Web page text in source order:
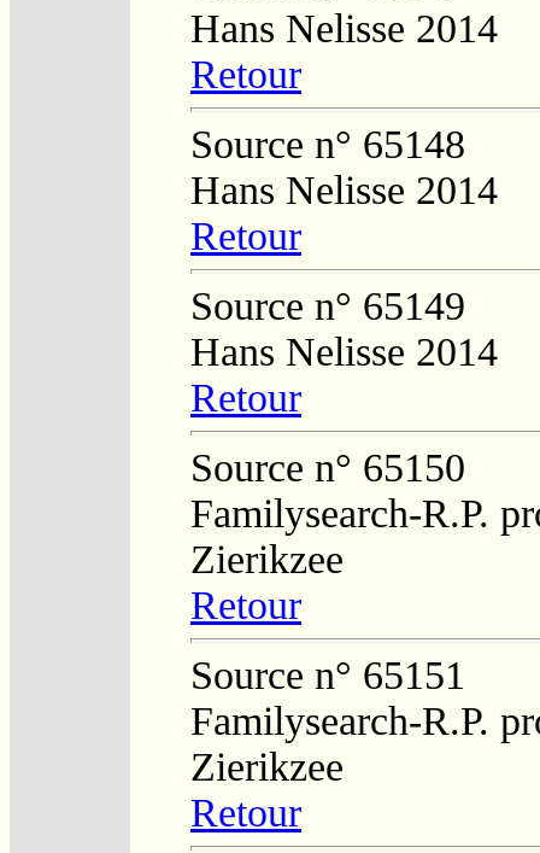
Hans Nelisse 2014
Retour
Source n° 65148
Hans Nelisse 2014
Retour
Source n° 65149
Hans Nelisse 2014
Retour
Source n° 65150
Familysearch-R.P.
Zierikzee
Retour
Source n° 65151
Familysearch-R.P.
Zierikzee
Retour